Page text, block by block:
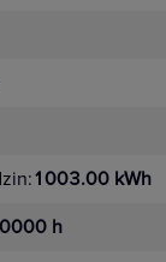
1003.00 kWh
h